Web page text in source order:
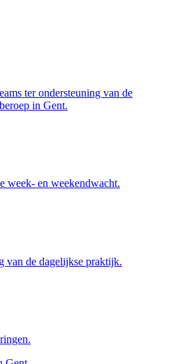
ter ondersteuning van de
in Gent.
week- en weekendwacht.
van de dagelijkse praktijk.